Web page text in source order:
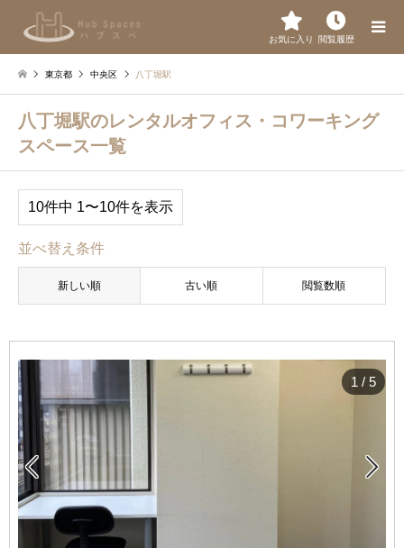
お気に入り 閲覧履歴
東京都 中央区 八丁堀駅
八丁堀駅のレンタルオフィス・コワーキング
スペース一覧
10件中 1〜10件を表示
並べ替え条件
新しい順 古い順 閲覧数順
 
1 / 5